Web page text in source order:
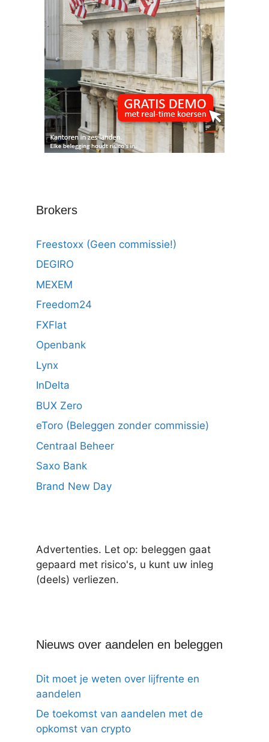
Brokers
Freestoxx (Geen commissie!)
DEGIRO
MEXEM
Freedom24
FXFlat
Openbank
Lynx
InDelta
BUX Zero
eToro (Beleggen zonder commissie)
Centraal Beheer
Saxo Bank
Brand New Day
Advertenties. Let op: beleggen gaat
gepaard met risico's, u kunt uw inleg
(deels) verliezen.
Nieuws over aandelen en beleggen
Dit moet je weten over lijfrente en
aandelen
De toekomst van aandelen met de
opkomst van crypto